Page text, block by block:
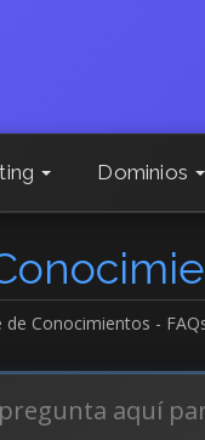
Dominios
de Conocimientos -